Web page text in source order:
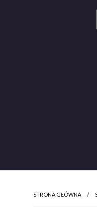
STRONA GŁÓWNA